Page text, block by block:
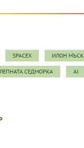
SPACEX ИЛОН МЪСК
СЕДМОРКА AI